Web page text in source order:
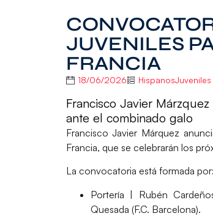
JUVENILES
FRANCIA
18/06/2026 HispanosJuveniles
Francisco Javier
ante el combinado galo
Francisco Javier Márquez
Francia, que se celebrarán los
La convocatoria está formada por:
Portería | Rubén
Quesada (F.C. Barcelona).